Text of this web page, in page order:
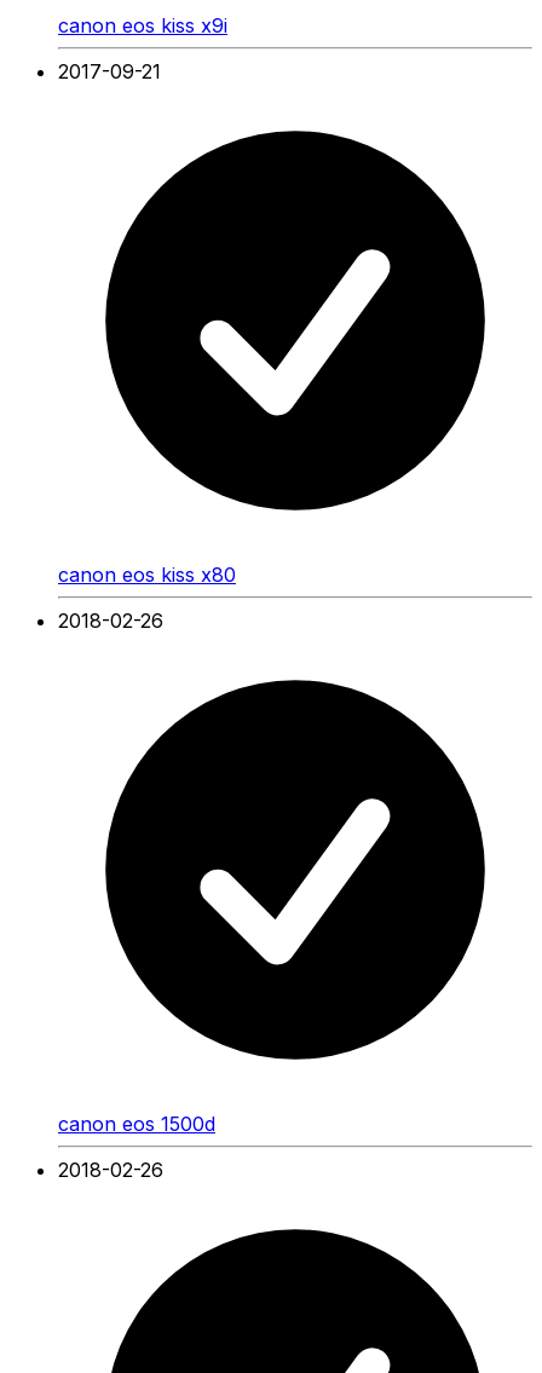
canon eos kiss x9i
2017-09-21
canon eos kiss x80
2018-02-26
canon eos 1500d
2018-02-26